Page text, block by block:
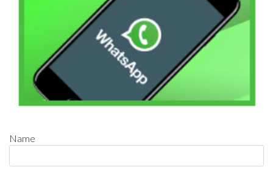
Name